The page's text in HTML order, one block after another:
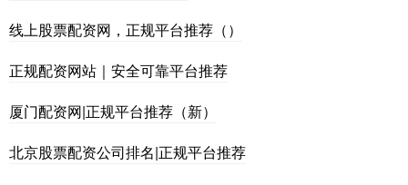
线上股票配资网，正规平台推荐（）
正规配资网站｜安全可靠平台推荐
厦门配资网|正规平台推荐（新）
北京股票配资公司排名|正规平台推荐